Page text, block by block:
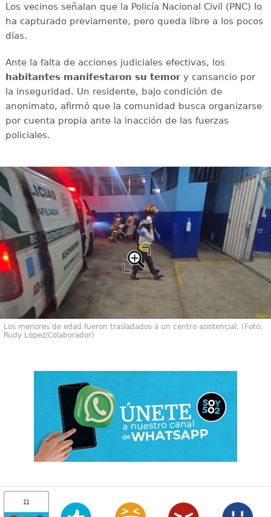
Los vecinos señalan que la Policía Nacional Civil (PNC) lo
ha capturado previamente, pero queda libre a los pocos
días.
Ante la falta de acciones judiciales efectivas, los
habitantes manifestaron su temory cansancio por
la inseguridad. Un residente, bajo condición de
anonimato, afirmó que la comunidad busca organizarse
por cuenta propia ante la inacción de las fuerzas
policiales.
Los menores de edad fueron trasladados a un centro asistencial. (Foto:
Rudy López/Colaborador)
11